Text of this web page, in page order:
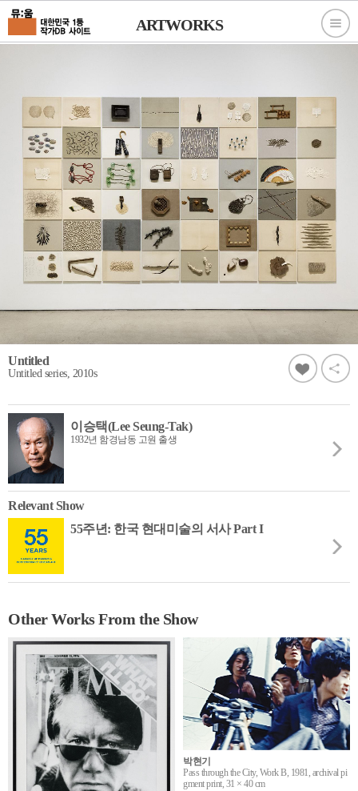
ARTWORKS
Untitled
Untitled series, 2010s
이승택(Lee Seung-Tak)
1932년 함경남동 고원 출생
Relevant Show
55주년: 한국 현대미술의 서사 Part I
Other Works From the Show
박현기
Pass through the City, Work B, 1981, archival pi
gment print, 31 × 40 cm